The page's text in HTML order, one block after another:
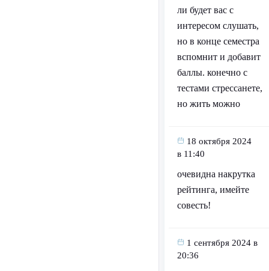
ли будет вас с
интересом слушать,
но в конце семестра
вспомнит и добавит
баллы. конечно с
тестами стрессанете,
но жить можно
18 октября 2024
в 11:40
очевидна накрутка
рейтинга, имейте
совесть!
1 сентября 2024 в
20:36